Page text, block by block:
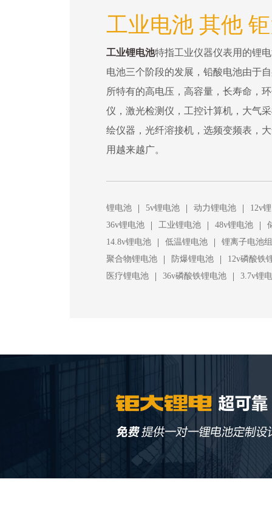
工业电池 其他
工业锂电池特指工业仪器仪表用的锂
电池三个阶段的发展，铅酸电池由于
所特有的高电压，高容量，长寿命，
仪，激光检测仪，工控计算机，大气
绘仪器，光纤溶接机，选频变频表，
用越来越广。
锂电池 | 5v锂电池 | 动力锂电池 |
12v
36v锂电池
| 工业锂电池 | 48v锂电池 |
14.8v锂电池
| 低温锂电池 |
锂离子电池组
聚合物锂电池
| 防爆锂电池 |
12v磷酸铁
医疗锂电池
| 36v磷酸铁锂电池 | 3.7v锂